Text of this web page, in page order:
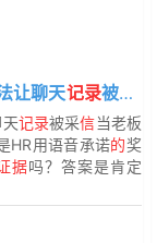
让聊天记录被采
记录被采信当老板
HR用语音承诺的奖
据吗？答案是肯定